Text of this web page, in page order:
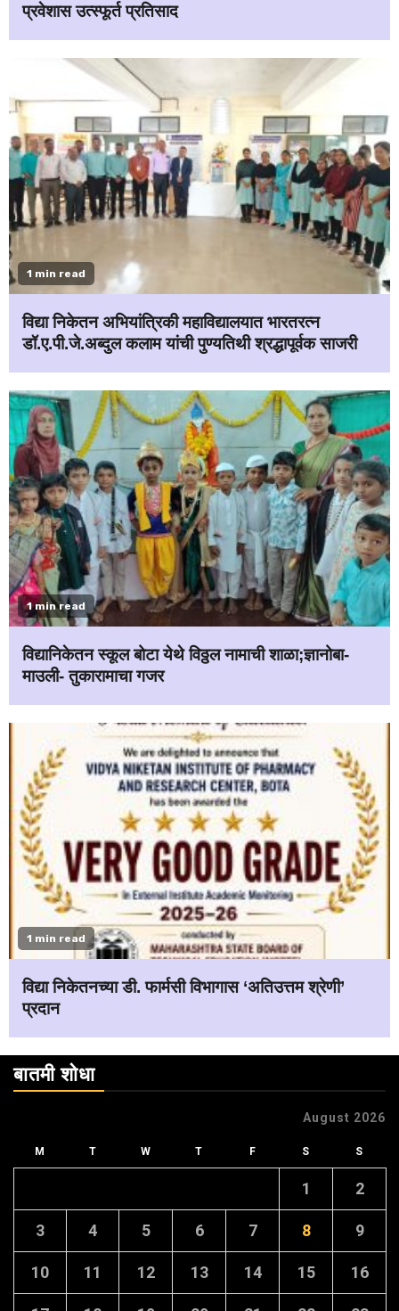
प्रवेशास उत्स्फूर्त प्रतिसाद
1 min read
विद्या निकेतन अभियांत्रिकी महाविद्यालयात भारतरत्न
डॉ.ए.पी.जे.अब्दुल कलाम यांची पुण्यतिथी श्रद्धापूर्वक साजरी
1 min read
विद्यानिकेतन स्कूल बोटा येथे विठ्ठल नामाची शाळा;ज्ञानोबा-
माउली- तुकारामाचा गजर
1 min read
विद्या निकेतनच्या डी. फार्मसी विभागास ‘अतिउत्तम श्रेणी’
प्रदान
बातमी शोधा
August 2026
M T W T F S S
1 2
3 4 5 6 7 8 9
10 11 12 13 14 15 16